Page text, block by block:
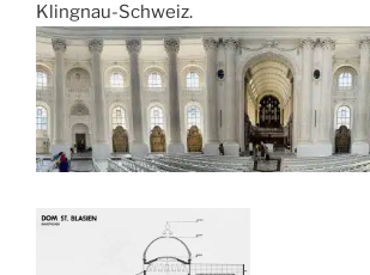
Klingnau-Schweiz.